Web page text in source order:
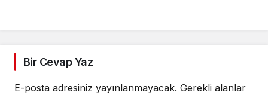
Bir Cevap Yaz
E-posta adresiniz yayınlanmayacak. Gerekli alanlar